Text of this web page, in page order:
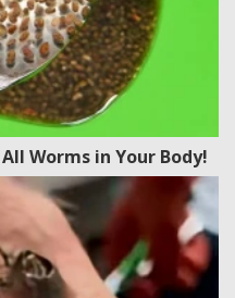
Worms in Your Body!